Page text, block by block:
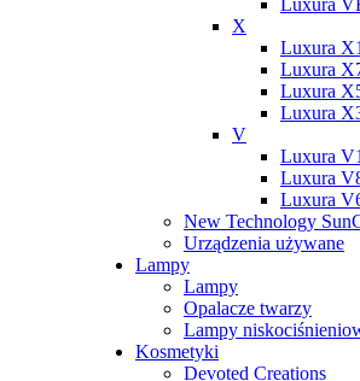
Luxura
X
Luxura
Luxura
Luxura
Luxura
V
Luxura
Luxura
Luxura
New Technology
Urządzenia używane
Lampy
Lampy
Opalacze twarzy
Lampy
Kosmetyki
Devoted Creations